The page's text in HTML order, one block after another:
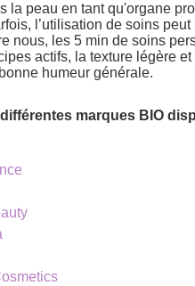
la peau en tant qu'organe
l’utilisation de soins
nous, les 5 min de soins
actifs, la texture légère
humeur générale.
marques BIO